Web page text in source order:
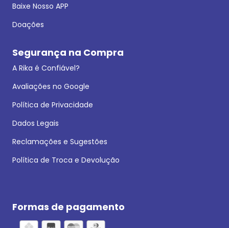
Baixe Nosso APP
Doações
Segurança na Compra
A Rika é Confiável?
Avaliações no Google
Política de Privacidade
Dados Legais
Reclamações e Sugestões
Política de Troca e Devolução
Formas de pagamento